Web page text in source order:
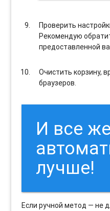
Проверить
Рекомендую
предоставленной
Очистить корзину,
браузеров.
И все же
лучше!
Если ручной метод — не